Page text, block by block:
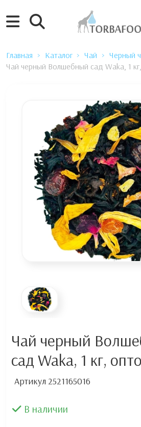
Главная Каталог Чай
Черный
Чай черный Волшебный сад Waka, 1
Чай черный
сад Waka, 1 кг,
Артикул 2521165016
В наличии